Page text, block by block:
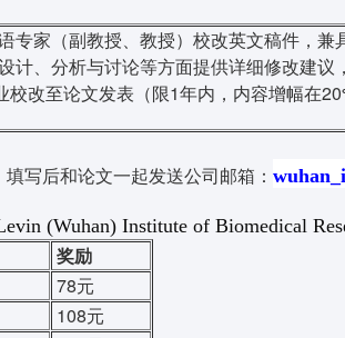
专家（副教授、教授）校改英文稿件，兼
计、分析与讨论等方面提供详细修改建议
改至论文发表（限1年内，内容增幅在
填写后和论文一起发送公司邮箱 ：
(Wuhan) Institute of Biomedical
奖励
78元
108元